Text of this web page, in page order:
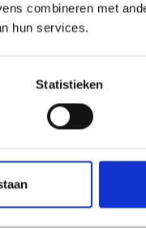
combineren met
hun services.
Statistieken
van de barbecue. Dat gaan
tips om groente te
en uiteraard een bak
ook beschikbaar in een